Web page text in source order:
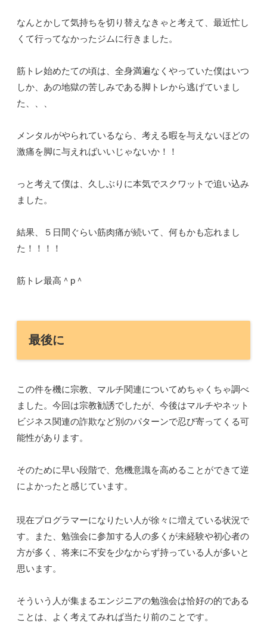
なんとかして気持ちを切り替えなきゃと考えて、最近忙し
くて行ってなかったジムに行きました。
筋トレ始めたての頃は、全身満遍なくやっていた僕はいつ
しか、あの地獄の苦しみである脚トレから逃げていまし
た、、、
メンタルがやられているなら、考える暇を与えないほどの
激痛を脚に与えればいいじゃないか！！
っと考えて僕は、久しぶりに本気でスクワットで追い込み
ました。
結果、５日間ぐらい筋肉痛が続いて、何もかも忘れまし
た！！！！
筋トレ最高＾p＾
最後に
この件を機に宗教、マルチ関連についてめちゃくちゃ調べ
ました。今回は宗教勧誘でしたが、今後はマルチやネット
ビジネス関連の詐欺など別のパターンで忍び寄ってくる可
能性があります。
そのために早い段階で、危機意識を高めることができて逆
によかったと感じています。
現在プログラマーになりたい人が徐々に増えている状況で
す。また、勉強会に参加する人の多くが未経験や初心者の
方が多く、将来に不安を少なからず持っている人が多いと
思います。
そういう人が集まるエンジニアの勉強会は恰好の的である
ことは、よく考えてみれば当たり前のことです。